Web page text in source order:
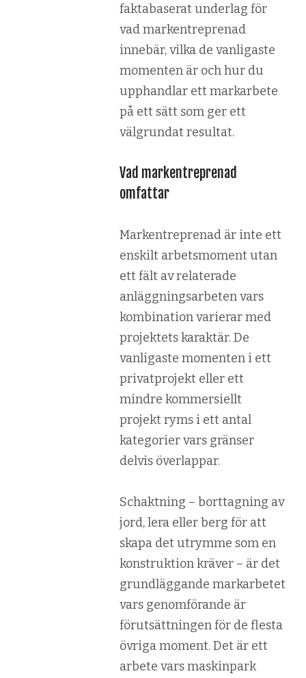
faktabaserat underlag för
vad markentreprenad
innebär, vilka de vanligaste
momenten är och hur du
upphandlar ett markarbete
på ett sätt som ger ett
välgrundat resultat.
Vad markentreprenad
omfattar
Markentreprenad är inte ett
enskilt arbetsmoment utan
ett fält av relaterade
anläggningsarbeten vars
kombination varierar med
projektets karaktär. De
vanligaste momenten i ett
privatprojekt eller ett
mindre kommersiellt
projekt ryms i ett antal
kategorier vars gränser
delvis överlappar.
Schaktning – borttagning av
jord, lera eller berg för att
skapa det utrymme som en
konstruktion kräver – är det
grundläggande markarbetet
vars genomförande är
förutsättningen för de flesta
övriga moment. Det är ett
arbete vars maskinpark